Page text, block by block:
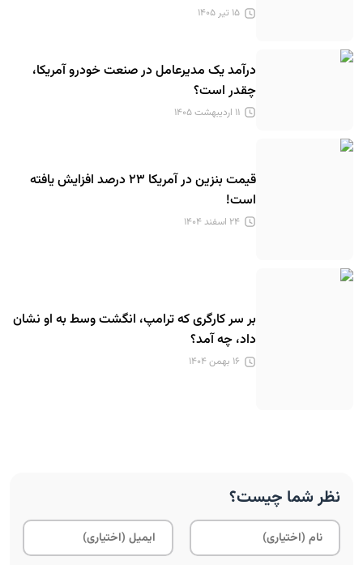
۱۵ تیر ۱۴۰۵
درآمد یک مدیرعامل در صنعت خودرو آمریکا،
چقدر است؟
۱۱ اردیبهشت ۱۴۰۵
قیمت بنزین در آمریکا ۲۳ درصد افزایش یافته
است!
۲۴ اسفند ۱۴۰۴
بر سر کارگری که ترامپ، انگشت وسط به او نشان
داد، چه آمد؟
۱۶ بهمن ۱۴۰۴
نظر شما چیست؟